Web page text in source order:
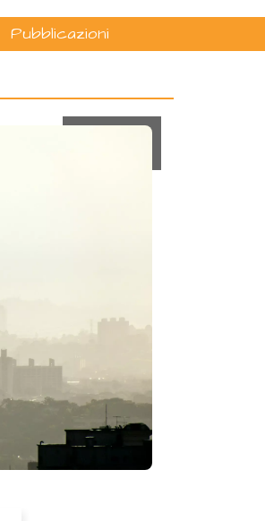
Pubblicazioni